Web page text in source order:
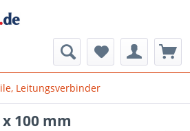
Leitungsverbinder
100 mm